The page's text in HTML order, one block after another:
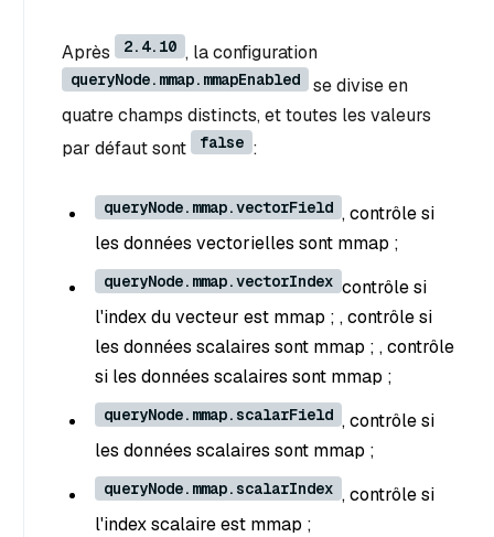
Après 2.4.10 , la configuration
queryNode.mmap.mmapEnabled
se divise en
quatre champs distincts, et toutes les valeurs
par défaut sont
false :
queryNode.mmap.vectorField , contrôle si
les données vectorielles sont mmap ;
queryNode.mmap.vectorIndex contrôle si
l'index du vecteur est mmap ; , contrôle si
les données scalaires sont mmap ; , contrôle
si les données scalaires sont mmap ;
queryNode.mmap.scalarField , contrôle si
les données scalaires sont mmap ;
queryNode.mmap.scalarIndex , contrôle si
l'index scalaire est mmap ;